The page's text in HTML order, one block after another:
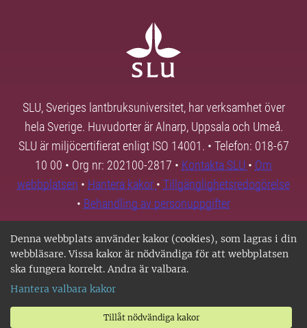
Denna webbplats använder kakor (cookies), som lagras i din
webbläsare. Vissa kakor är nödvändiga för att webbplatsen
ska fungera korrekt. Andra är valbara.
Hantera valbara kakor
Tillåt nödvändiga kakor
SLU, Sveriges lantbruksuniversitet, har verksamhet över
hela Sverige. Huvudorter är Alnarp, Uppsala och Umeå.
SLU är miljöcertifierat enligt ISO 14001. • Telefon: 018-67
10 00 • Org nr: 202100-2817 • Kontakta SLU • Om
webbplatsen • Hantera kakor • Tillgänglighetsredogörelse
• Behandling av personuppgifter